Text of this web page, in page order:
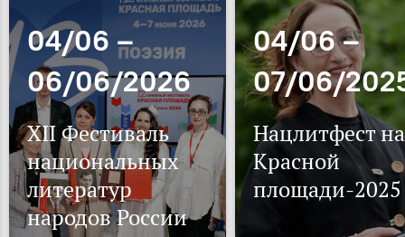
04/06 –
06/06/2026
XII Фестиваль
национальных
литератур
народов России
04/06 –
07/06/
Нацлитфест на
Красной
площади-2025